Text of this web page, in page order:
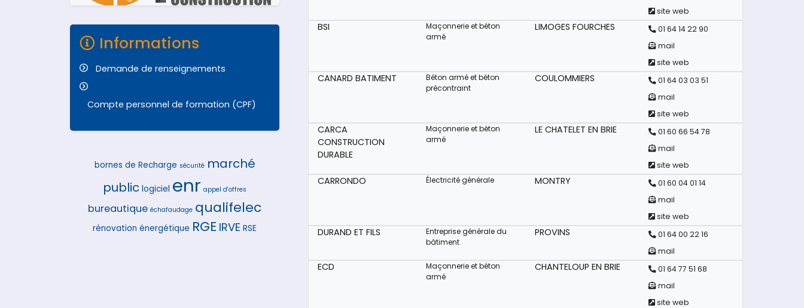
Informations
Demande de renseignements
Compte personnel de formation (CPF)
bornes de Recharge sécurité marché
public logiciel enr appel d'offres
bureautique échafaudage qualifelec
rénovation énergétique RGE IRVE RSE
site web
BSI
Maçonnerie et béton
armé
LIMOGES FOURCHES
01 64 14 22 90
mail
site web
CANARD BATIMENT
Béton armé et béton
précontraint
COULOMMIERS
01 64 03 03 51
mail
site web
CARCA
CONSTRUCTION
DURABLE
Maçonnerie et béton
armé
LE CHATELET EN BRIE
01 60 66 54 78
mail
site web
CARRONDO Électricité générale MONTRY
01 60 04 01 14
mail
site web
DURAND ET FILS
Entreprise générale du
bâtiment
PROVINS
01 64 00 22 16
mail
ECD
Maçonnerie et béton
armé
CHANTELOUP EN BRIE
01 64 77 51 68
mail
site web